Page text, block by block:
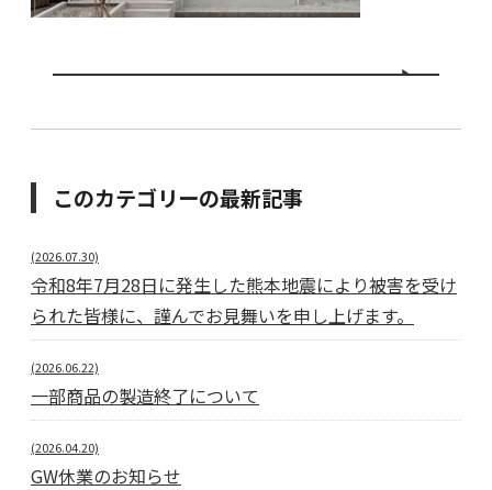
このカテゴリーの最新記事
(2026.07.30)
令和8年7月28日に発生した熊本地震により被害を受け
られた皆様に、謹んでお見舞いを申し上げます。
(2026.06.22)
一部商品の製造終了について
(2026.04.20)
GW休業のお知らせ